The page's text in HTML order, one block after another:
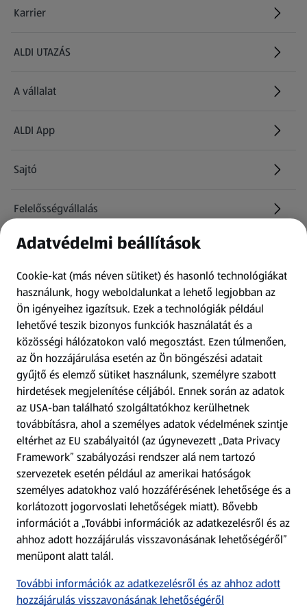
Karrier
(új oldalon nyílik meg)
ALDI UTAZÁS
(új oldalon nyílik meg)
A vállalat
ALDI App
Sajtó
Felelősségvállalás
Információk
Kérdőív
Fizetési lehetőségek
ALDI utalványok
Árcsökkentés
Adattörlő alkalmazás
Szervizpont
(új oldalon nyílik meg)
Fedezz fel minket az interneten!
Töltsd le az ALDI Magyarország applikációt!
Adatvédelmi beállítások
Cookie-kat (más néven sütiket) és hasonló technológiákat
használunk, hogy weboldalunkat a lehető legjobban az
Ön igényeihez igazítsuk. Ezek a technológiák például
lehetővé teszik bizonyos funkciók használatát és a
közösségi hálózatokon való megosztást. Ezen túlmenően,
az Ön hozzájárulása esetén az Ön böngészési adatait
gyűjtő és elemző sütiket használunk, személyre szabott
hirdetések megjelenítése céljából. Ennek során az adatok
az USA-ban található szolgáltatókhoz kerülhetnek
továbbításra, ahol a személyes adatok védelmének szintje
eltérhet az EU szabályaitól (az úgynevezett „Data Privacy
Framework” szabályozási rendszer alá nem tartozó
szervezetek esetén például az amerikai hatóságok
személyes adatokhoz való hozzáférésének lehetősége és a
korlátozott jogorvoslati lehetőségek miatt). Bővebb
információt a „További információk az adatkezelésről és az
ahhoz adott hozzájárulás visszavonásának lehetőségéről”
menüpont alatt talál.
További információk az adatkezelésről és az ahhoz adott
hozzájárulás visszavonásának lehetőségéről